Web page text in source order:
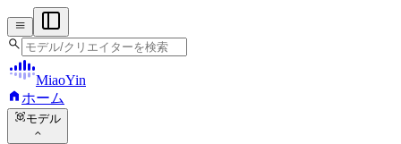
menu
search
MiaoYin
home ホーム
view_in_arモデル
expand_more